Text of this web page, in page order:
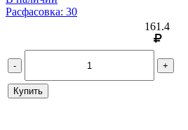
Расфасовка: 30
161.4
- +
Купить